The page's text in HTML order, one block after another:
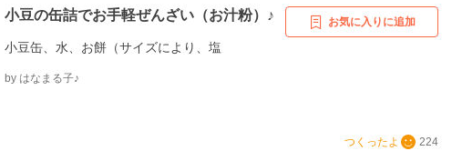
小豆の缶詰でお手軽ぜんざい（お汁粉）♪
小豆缶、水、お餅（サイズにより、塩
by はなまる子♪
お気に入りに追加
つくったよ 224